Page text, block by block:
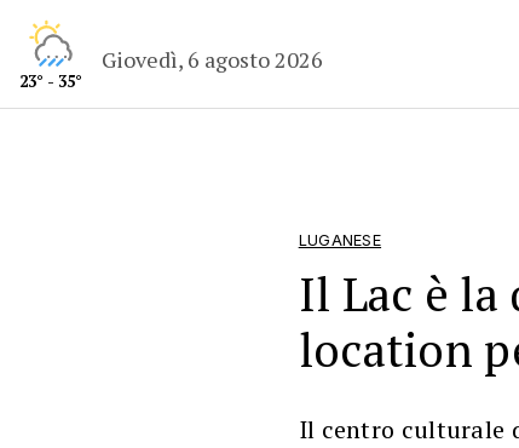
23° - 35°
Giovedì, 6 agosto 2026
LUGANESE
Il Lac è
location
Il centro culturale